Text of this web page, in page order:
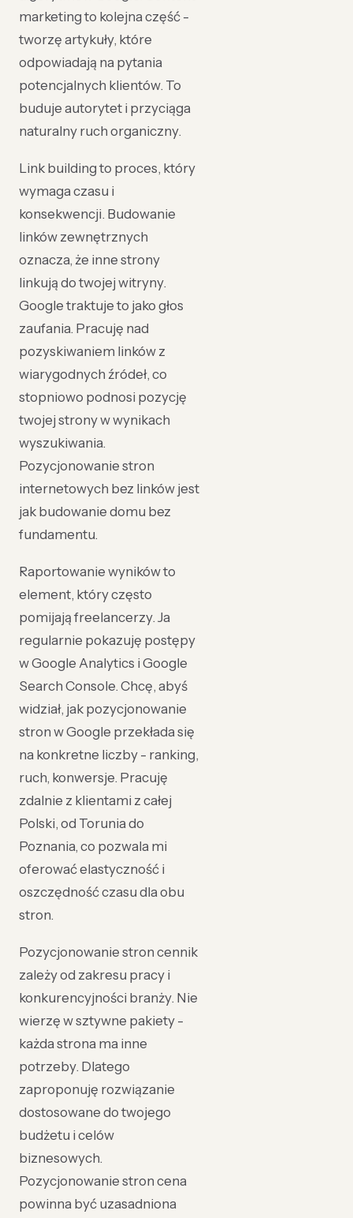
marketing to kolejna część -
tworzę artykuły, które
odpowiadają na pytania
potencjalnych klientów. To
buduje autorytet i przyciąga
naturalny ruch organiczny.
Link building to proces, który
wymaga czasu i
konsekwencji. Budowanie
linków zewnętrznych
oznacza, że inne strony
linkują do twojej witryny.
Google traktuje to jako głos
zaufania. Pracuję nad
pozyskiwaniem linków z
wiarygodnych źródeł, co
stopniowo podnosi pozycję
twojej strony w wynikach
wyszukiwania.
Pozycjonowanie stron
internetowych bez linków jest
jak budowanie domu bez
fundamentu.
Raportowanie wyników to
element, który często
pomijają freelancerzy. Ja
regularnie pokazuję postępy
w Google Analytics i Google
Search Console. Chcę, abyś
widział, jak pozycjonowanie
stron w Google przekłada się
na konkretne liczby - ranking,
ruch, konwersje. Pracuję
zdalnie z klientami z całej
Polski, od Torunia do
Poznania, co pozwala mi
oferować elastyczność i
oszczędność czasu dla obu
stron.
Pozycjonowanie stron cennik
zależy od zakresu pracy i
konkurencyjności branży. Nie
wierzę w sztywne pakiety -
każda strona ma inne
potrzeby. Dlatego
zaproponuję rozwiązanie
dostosowane do twojego
budżetu i celów
biznesowych.
Pozycjonowanie stron cena
powinna być uzasadniona